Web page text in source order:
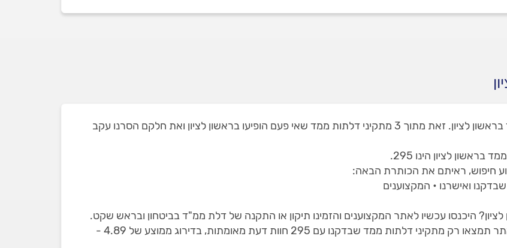
באתר המקצוענים תוכלו למצוא 2 מתקיני דלתות ממד בראשון לציון. זאת מתוך 3 מתקיני דלתות ממד שאי פעם הופיעו בראשון לציון ואת חלקם הסרנו עקב
לציון הינו 295.
חיפוש, ראיתם את הכותרת הבאה:
ואישרנו • המקצוענים
היכנסו עכשיו לאתר המקצוענים והזמינו תיקון או התקנה של דלת ממ"ד בביטחון ובראש שקט.
מוקד השירות שלנו ילווה אתכם עד לסיום העבודה. באתר תמצאו רק מתקיני דלתות ממד שבדקנו עם 295 חוות דעת מאומתות, בדירוג ממוצע של 4.89 -